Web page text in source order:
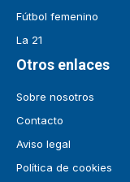
Fútbol femenino
La 21
Otros enlaces
Sobre nosotros
Contacto
Aviso legal
Política de cookies